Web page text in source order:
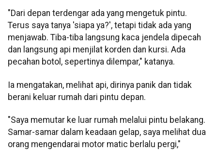
"Dari depan terdengar ada yang mengetuk pintu.
Terus saya tanya 'siapa ya?', tetapi tidak ada yang
menjawab. Tiba-tiba langsung kaca jendela dipecah
dan langsung api menjilat korden dan kursi. Ada
pecahan botol, sepertinya dilempar," katanya.
Ia mengatakan, melihat api, dirinya panik dan tidak
berani keluar rumah dari pintu depan.
"Saya memutar ke luar rumah melalui pintu belakang.
Samar-samar dalam keadaan gelap, saya melihat dua
orang mengendarai motor matic berlalu pergi,"